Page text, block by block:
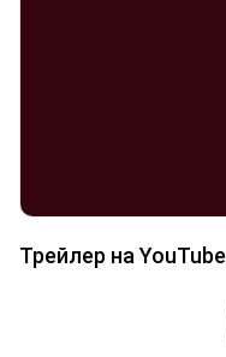
Трейлер на YouTube